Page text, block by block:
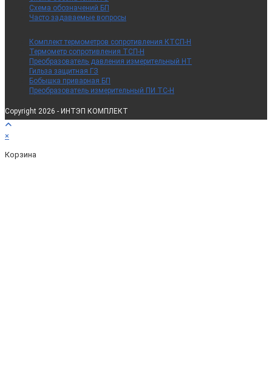
Схема обозначений БП
Часто задаваемые вопросы
Комплект термометров сопротивления КТСП-Н
Термометр сопротивления ТСП-Н
Преобразователь давления измерительный НТ
Гильза защитная ГЗ
Бобышка приварная БП
Преобразователь измерительный ПИ ТС-Н
Copyright 2026 - ИНТЭП КОМПЛЕКТ
×
Корзина